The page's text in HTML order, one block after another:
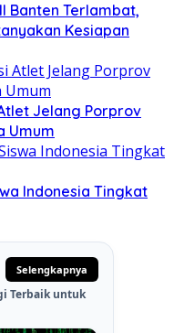
Banten Terlambat,
Kesiapan
Jelang Porprov
Umum
Indonesia Tingkat
Selengkapnya
Terbaik untuk